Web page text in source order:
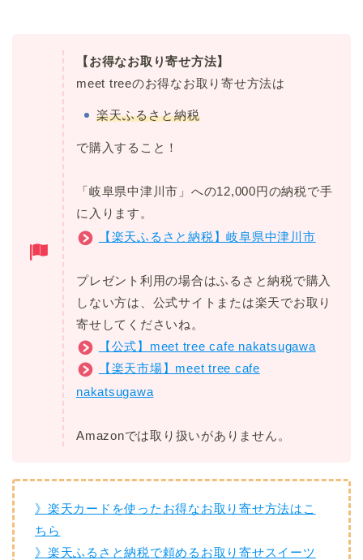
【お得なお取り寄せ方法】
meet treeのお得なお取り寄せ方法は
楽天ふるさと納税
で購入すること！
「岐阜県中津川市」への12,000円の納税で手
に入ります。
【楽天ふるさと納税】岐阜県中津川市
プレゼント利用の場合はふるさと納税で購入
しない方は、公式サイトまたは楽天でお取り
寄せしてくださいね。
【公式】meet tree cafe nakatsugawa
【楽天市場】meet tree cafe
nakatsugawa
Amazonでは取り扱いがありません。
》楽天カードを使ったお得なお取り寄せ方法はこ
ちら
》楽天ふるさと納税で頼めるお取り寄せスイーツ